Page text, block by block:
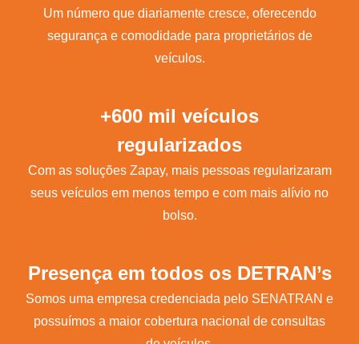
Um número que diariamente cresce, oferecendo
segurança e comodidade para proprietários de
veículos.
+600 mil veículos
regularizados
Com as soluções Zapay, mais pessoas regularizaram
seus veículos em menos tempo e com mais alívio no
bolso.
Presença em todos os DETRAN’s
Somos uma empresa credenciada pelo SENATRAN e
possuímos a maior cobertura nacional de consultas